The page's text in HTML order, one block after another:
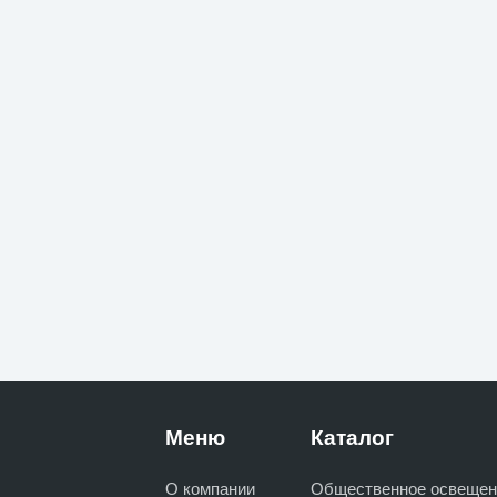
Меню
О компании
Каталог
Общественное